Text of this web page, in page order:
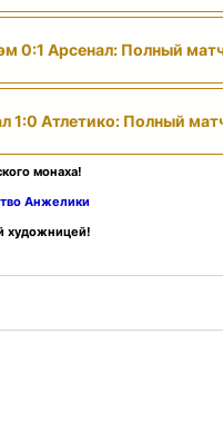
0:1 Арсенал: Полный
1:0 Атлетико: Полный
монаха!
Анжелики
художницей!